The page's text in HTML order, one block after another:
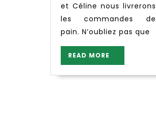
et Céline nous livrerons
les commandes de
pain. N’oubliez pas que
READ MORE
MORE